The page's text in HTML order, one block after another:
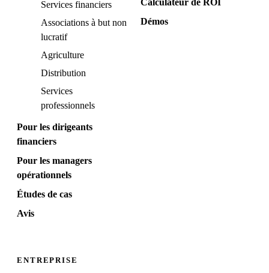
Services financiers
Associations à but non
lucratif
Agriculture
Distribution
Services
professionnels
Pour les dirigeants
financiers
Pour les managers
opérationnels
Études de cas
Avis
Calculateur de ROI
Démos
ENTREPRISE